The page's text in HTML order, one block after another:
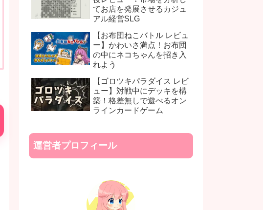
てお店を発展させるカジュ
アル経営SLG
【お布団ねこバトル レビュ
ー】かわいさ満点！お布団
の中にネコちゃんを招き入
れよう
【ゴロツキパラダイス レビ
ュー】対戦中にデッキを構
築！格差無しで遊べるオン
ラインカードゲーム
運営者プロフィール